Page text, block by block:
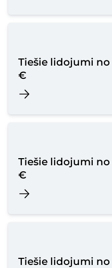
Tiešie lidojumi no
€
Tiešie lidojumi no
€
Tiešie lidojumi no